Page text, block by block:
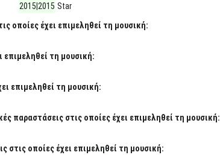
2015|2015 Star
οποίες έχει επιμεληθεί τη μουσική:
επιμεληθεί τη μουσική:
επιμεληθεί τη μουσική:
παραστάσεις στις οποίες έχει επιμεληθεί τη μουσική:
στις οποίες έχει επιμεληθεί τη μουσική: